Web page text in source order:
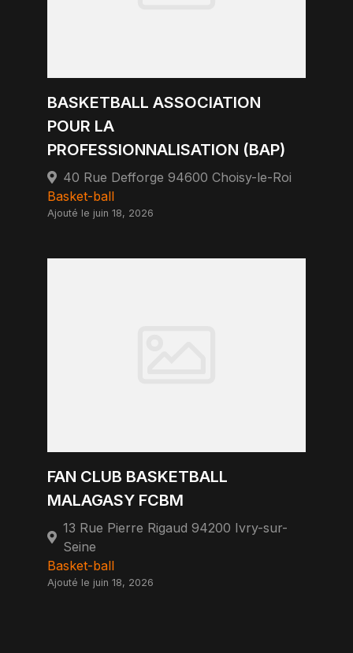
BASKETBALL ASSOCIATION
POUR LA
PROFESSIONNALISATION (BAP)
40 Rue Defforge 94600 Choisy-le-Roi
Basket-ball
Ajouté le juin 18, 2026
FAN CLUB BASKETBALL
MALAGASY FCBM
13 Rue Pierre Rigaud 94200 Ivry-sur-
Seine
Basket-ball
Ajouté le juin 18, 2026